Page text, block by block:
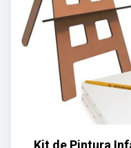
Kit de Pintura